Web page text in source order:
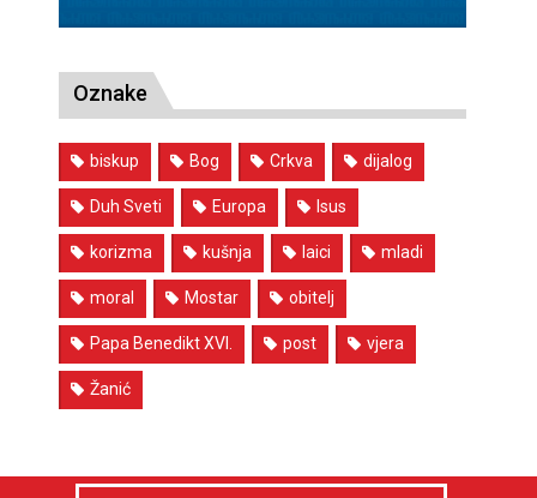
Oznake
biskup Bog Crkva dijalog
Duh Sveti Europa Isus
korizma kušnja laici mladi
moral Mostar obitelj
Papa Benedikt XVI. post vjera
Žanić